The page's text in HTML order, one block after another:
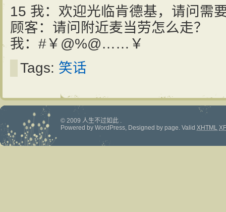
15 我：欢迎光临肯德基，请问需
顾客：请问附近麦当劳怎么走？
我：#￥@%@……￥
Tags: 笑话
© 2009 人生不过如此 .
Powered by WordPress, Designed by page. Valid XHTML